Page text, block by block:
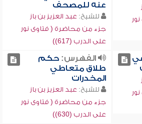
عنه للمصحف
للشيخ: عبد العزيز بن باز
جزء من محاضرة ( فتاوى نور
على الدرب (617))
الفهرس:حكم
طلاق متعاطي
المخدرات
للشيخ: عبد العزيز بن باز
جزء من محاضرة ( فتاوى نور
على الدرب (630))